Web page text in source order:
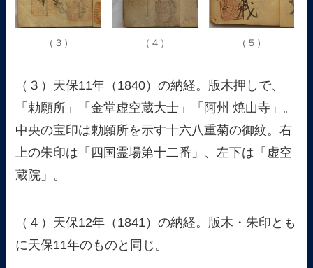
（３） （４） （５）
（３）天保11年（1840）の納経。版木押しで、
「勅願所」「金堂虚空蔵大士」「阿州 焼山寺」。
中央の宝印は勅願所を示す十六八重菊の御紋。右
上の朱印は「四国霊場第十二番」、左下は「虚空
蔵院」。
（４）天保12年（1841）の納経。版木・朱印とも
に天保11年のものと同じ。